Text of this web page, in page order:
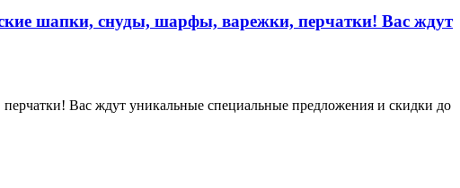
шапки, снуды, шарфы, варежки, перчатки! Вас ждут
Вас ждут уникальные специальные предложения и скидки до